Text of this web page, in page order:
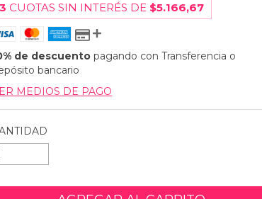
3 CUOTAS SIN INTERÉS DE $5.166,67
de descuento pagando con Transferencia o
bancario
MEDIOS DE PAGO